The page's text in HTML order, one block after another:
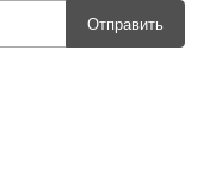
Отправить